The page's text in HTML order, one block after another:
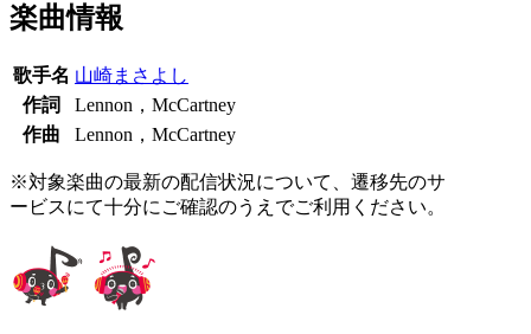
楽曲情報
歌手名 山崎まさよし
作詞
Lennon，McCartney
作曲
Lennon，McCartney
※対象楽曲の最新の配信状況について、遷移先のサ
ービスにて十分にご確認のうえでご利用ください。